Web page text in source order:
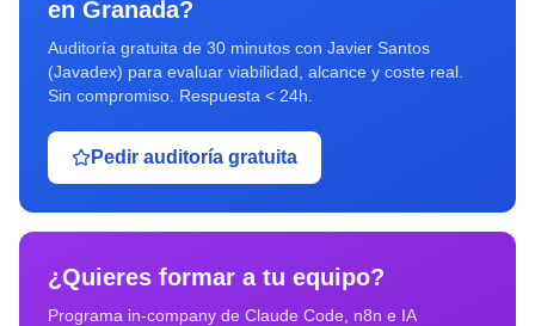
en Granada?
Auditoría gratuita de 30 minutos con Javier Santos
(Javadex) para evaluar viabilidad, alcance y coste real.
Sin compromiso. Respuesta < 24h.
Pedir auditoría gratuita
¿Quieres formar a tu equipo?
Programa in-company de Claude Code, n8n e IA